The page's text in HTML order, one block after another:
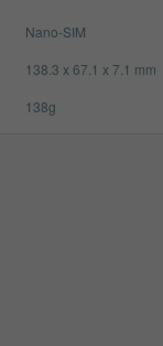
Nano-SIM
138.3 x 67.1 x 7.1 mm
138g